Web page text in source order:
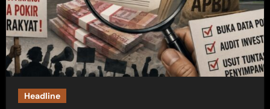
Headline